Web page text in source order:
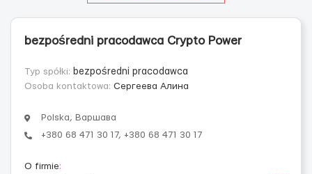
bezpośredni pracodawca Crypto Power
Typ spółki: bezpośredni pracodawca
Osoba kontaktowa: Сергеева Алина
Polska, Варшава
+380 68 471 30 17, +380 68 471 30 17
O firmie: